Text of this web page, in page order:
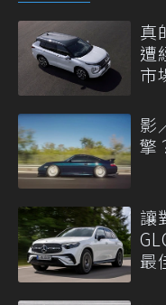
真
遭
市
影
擎
讓
最